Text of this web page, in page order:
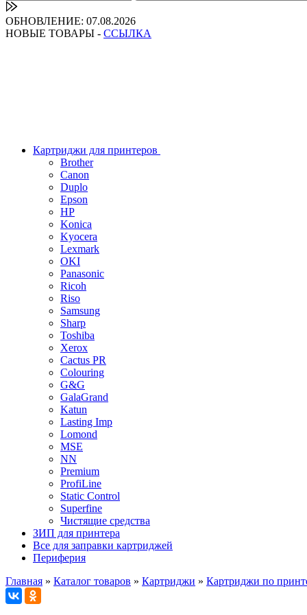
ОБНОВЛЕНИЕ: 07.08.2026
НОВЫЕ ТОВАРЫ - ССЫЛКА
Картриджи для принтеров
Brother
Canon
Duplo
Epson
HP
Konica
Kyocera
Lexmark
OKI
Panasonic
Ricoh
Riso
Samsung
Sharp
Toshiba
Xerox
Cactus PR
Colouring
G&G
GalaGrand
Katun
Lasting Imp
Lomond
MSE
NN
Premium
ProfiLine
Static Control
Superfine
Чистящие средства
ЗИП для принтера
Все для заправки картриджей
Периферия
Главная » Каталог товаров » Картриджи » Картриджи по